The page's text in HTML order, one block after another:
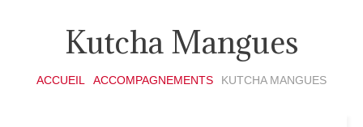
Kutcha Mangues
ACCUEIL ACCOMPAGNEMENTS KUTCHA MANGUES